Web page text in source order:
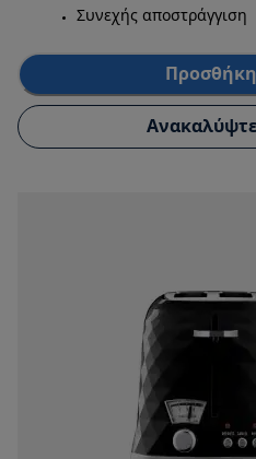
Συνεχής αποστράγγιση